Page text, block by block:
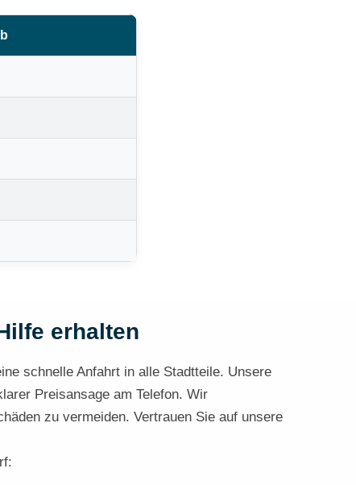
erhalten
schnelle Anfahrt in alle Stadtteile. Unsere
Preisansage am Telefon. Wir
zu vermeiden. Vertrauen Sie auf unsere